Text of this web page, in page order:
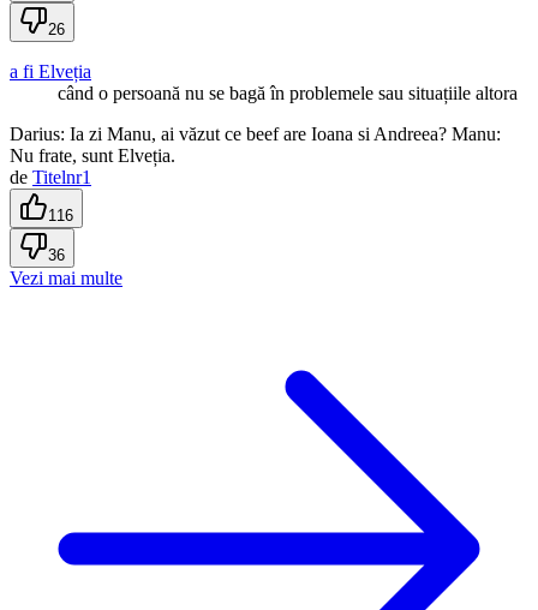
26
a fi Elveția
când o persoană nu se bagă în problemele sau situațiile altora
Darius: Ia zi Manu, ai văzut ce beef are Ioana si Andreea? Manu:
Nu frate, sunt Elveția.
de Titelnr1
116
36
Vezi mai multe